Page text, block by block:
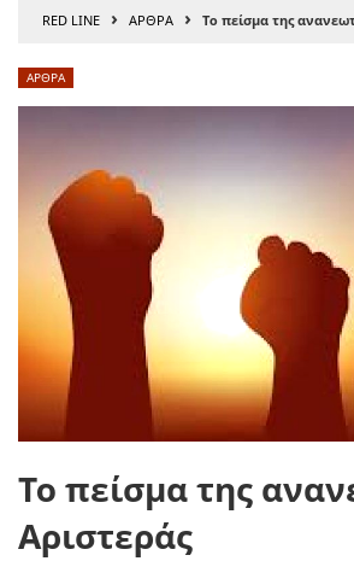
RED LINE › ΑΡΘΡΑ › Το πείσμα της
ΑΡΘΡΑ
Το πείσμα της
Αριστεράς